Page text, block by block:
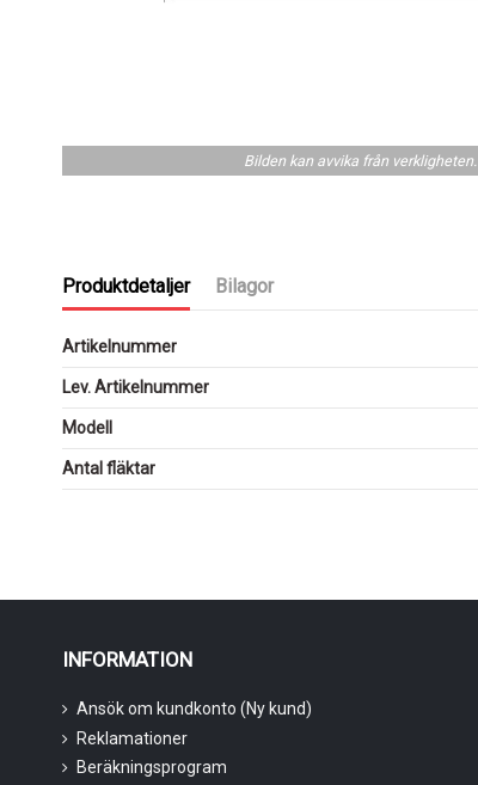
Bilden kan avvika från verkligheten.
Produktdetaljer Bilagor
Artikelnummer
Lev. Artikelnummer
Modell
Antal fläktar
INFORMATION
Ansök om kundkonto (Ny kund)
Reklamationer
Beräkningsprogram